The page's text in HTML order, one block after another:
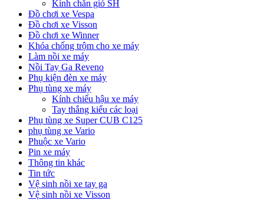
Kính chắn gió SH
Đồ chơi xe Vespa
Đồ chơi xe Visson
Đồ chơi xe Winner
Khóa chống trộm cho xe máy
Làm nồi xe máy
Nồi Tay Ga Reveno
Phụ kiện đèn xe máy
Phụ tùng xe máy
Kính chiếu hậu xe máy
Tay thắng kiểu các loại
Phụ tùng xe Super CUB C125
phụ tùng xe Vario
Phuộc xe Vario
Pin xe máy
Thông tin khác
Tin tức
Vệ sinh nồi xe tay ga
Vệ sinh nồi xe Visson